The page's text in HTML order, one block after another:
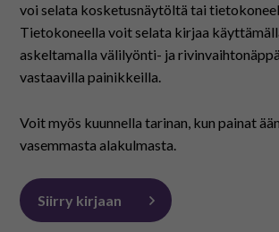
In English
voi selata kosketusnäytöltä tai
Tietokoneella voit selata kirjaa
askeltamalla välilyönti- ja
vastaavilla painikkeilla.
Voit myös kuunnella tarinan, kun painat
vasemmasta alakulmasta.
Siirry kirjaan